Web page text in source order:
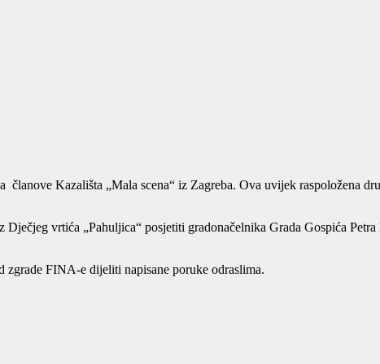
Kazališta „Mala scena“ iz Zagreba. Ova uvijek raspoložena
Dječjeg vrtića „Pahuljica“ posjetiti gradonačelnika Grada Gospića
zgrade FINA-e dijeliti napisane poruke odraslima.